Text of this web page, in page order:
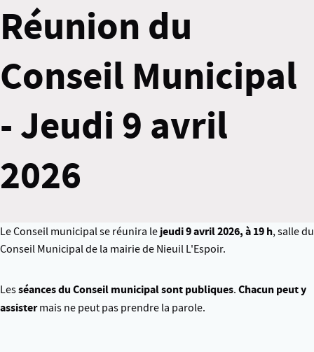
Réunion du
Conseil Municipal
- Jeudi 9 avril
2026
Le Conseil municipal se réunira le jeudi 9 avril2026, à 19 h, salle du
Conseil Municipal de la mairie de Nieuil L'Espoir.
Lesséances du Conseil municipal sont publiques. Chacun peut y
assistermais ne peut pas prendre la parole.